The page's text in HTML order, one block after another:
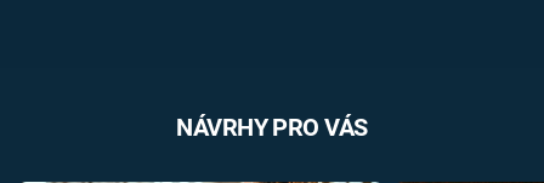
NÁVRHY PRO VÁS